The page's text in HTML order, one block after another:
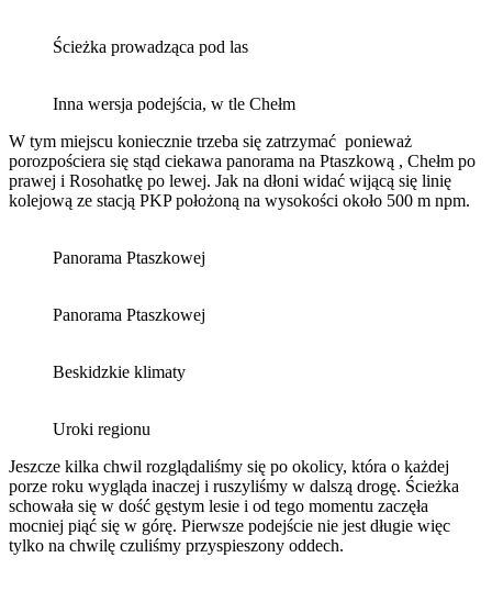
Ścieżka prowadząca pod las
Inna wersja podejścia, w tle Chełm
W tym miejscu koniecznie trzeba się zatrzymać ponieważ
porozpościera się stąd ciekawa panorama na Ptaszkową , Chełm po
prawej i Rosohatkę po lewej. Jak na dłoni widać wijącą się linię
kolejową ze stacją PKP położoną na wysokości około 500 m npm.
Panorama Ptaszkowej
Panorama Ptaszkowej
Beskidzkie klimaty
Uroki regionu
Jeszcze kilka chwil rozglądaliśmy się po okolicy, która o każdej
porze roku wygląda inaczej i ruszyliśmy w dalszą drogę. Ścieżka
schowała się w dość gęstym lesie i od tego momentu zaczęła
mocniej piąć się w górę. Pierwsze podejście nie jest długie więc
tylko na chwilę czuliśmy przyspieszony oddech.